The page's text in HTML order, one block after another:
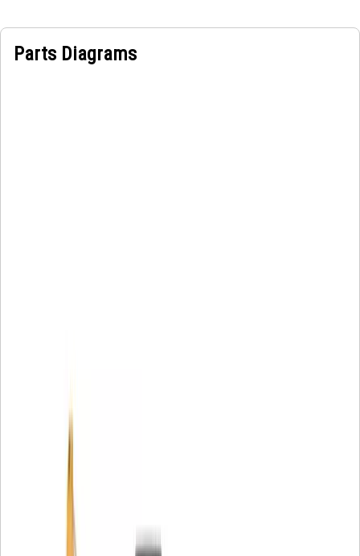
Parts Diagrams